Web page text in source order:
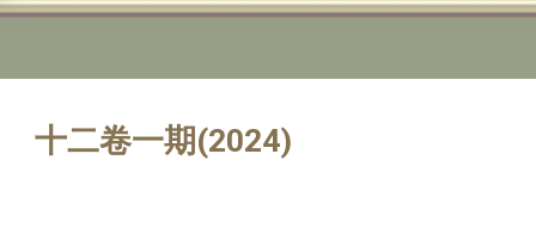
十二卷一期(2024)